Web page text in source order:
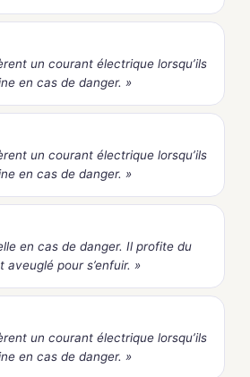
un courant électrique lorsqu’ils
en cas de danger. »
un courant électrique lorsqu’ils
en cas de danger. »
en cas de danger. Il profite du
aveuglé pour s’enfuir. »
un courant électrique lorsqu’ils
en cas de danger. »